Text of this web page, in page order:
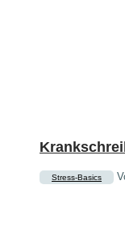
Stress-Basics